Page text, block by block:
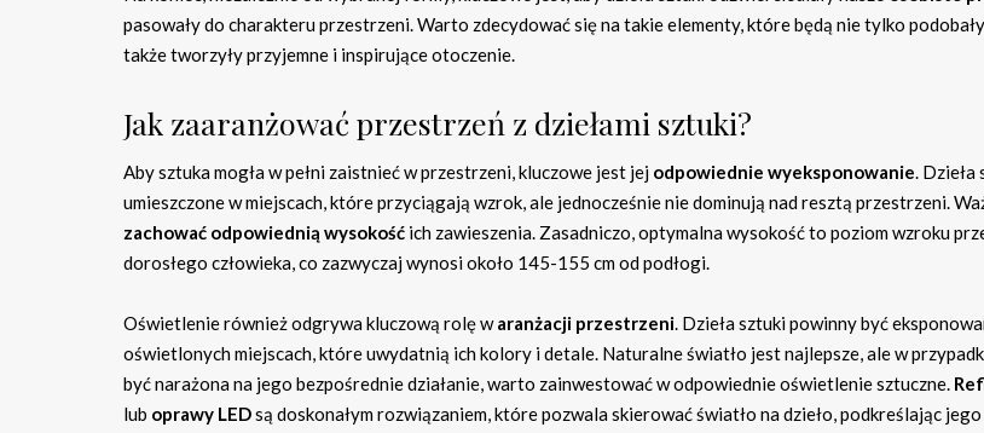
pasowały do charakteru przestrzeni. Warto zdecydować się na takie elementy, które będą nie tylko
także tworzyły przyjemne i inspirujące otoczenie.
Jak zaaranżować przestrzeń z dziełami sztuki?
Aby sztuka mogła w pełni zaistnieć w przestrzeni, kluczowe jest jej odpowiednie wyeksponowanie .
umieszczone w miejscach, które przyciągają wzrok, ale jednocześnie nie dominują nad resztą przestrzeni.
zachować odpowiednią wysokość ich zawieszenia. Zasadniczo, optymalna wysokość to poziom wzroku
dorosłego człowieka, co zazwyczaj wynosi około 145-155 cm od podłogi.
Oświetlenie również odgrywa kluczową rolę waranżacji przestrzeni . Dzieła sztuki powinny być
oświetlonych miejscach, które uwydatnią ich kolory i detale. Naturalne światło jest najlepsze, ale w
być narażona na jego bezpośrednie działanie, warto zainwestować w odpowiednie oświetlenie sztuczne.
lub oprawy LEDsą doskonałym rozwiązaniem, które pozwala skierować światło na dzieło, podkreślając